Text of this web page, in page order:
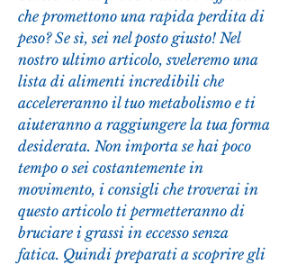
che promettono una rapida perdita di
peso? Se sì, sei nel posto giusto! Nel
nostro ultimo articolo, sveleremo una
lista di alimenti incredibili che
accelereranno il tuo metabolismo e ti
aiuteranno a raggiungere la tua forma
desiderata. Non importa se hai poco
tempo o sei costantemente in
movimento, i consigli che troverai in
questo articolo ti permetteranno di
bruciare i grassi in eccesso senza
fatica. Quindi preparati a scoprire gli